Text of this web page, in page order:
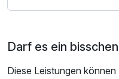
Darf es ein
Diese Leistungen